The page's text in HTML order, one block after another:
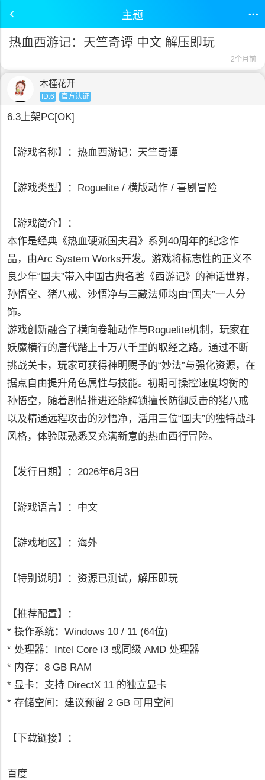
主题
热血西游记：天竺奇谭 中文 解压即玩
2个月前
木槿花开
ID:6 官方认证
6.3上架PC[OK]
【游戏名称】：热血西游记：天竺奇谭
【游戏类型】：Roguelite / 横版动作 / 喜剧冒险
【游戏简介】：
本作是经典《热血硬派国夫君》系列40周年的纪念作
品，由Arc System Works开发。游戏将标志性的正义不
良少年“国夫”带入中国古典名著《西游记》的神话世界，
孙悟空、猪八戒、沙悟净与三藏法师均由“国夫”一人分
饰。
游戏创新融合了横向卷轴动作与Roguelite机制，玩家在
妖魔横行的唐代踏上十万八千里的取经之路。通过不断
挑战关卡，玩家可获得神明赐予的“妙法”与强化资源，在
据点自由提升角色属性与技能。初期可操控速度均衡的
孙悟空，随着剧情推进还能解锁擅长防御反击的猪八戒
以及精通远程攻击的沙悟净，活用三位“国夫”的独特战斗
风格，体验既熟悉又充满新意的热血西行冒险。
【发行日期】：2026年6月3日
【游戏语言】：中文
【游戏地区】：海外
【特别说明】：资源已测试，解压即玩
【推荐配置】：
* 操作系统：Windows 10 / 11 (64位)
* 处理器：Intel Core i3 或同级 AMD 处理器
* 内存：8 GB RAM
* 显卡：支持 DirectX 11 的独立显卡
* 存储空间：建议预留 2 GB 可用空间
【下载链接】：
百度